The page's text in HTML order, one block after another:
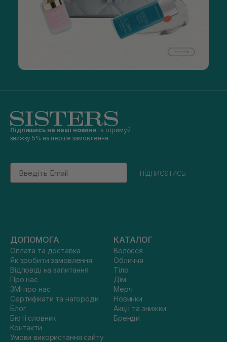
Підпишись на наші новини та отримуй
знижку 5% на перше замовлення
Email
підписатись
ДОПОМОГА
Оплата та доставка
Як зробити замовлення
Відповіді на запитання
Про нас
ЗМІ про нас
Сертифікати та нагороди
Блог
Бюті словник
Контакти
Умови використання сайту
КАТАЛОГ
Волосся
Обличчя
Тіло
Дім
Мерч
Новинки
Акції та знижки
Бренди